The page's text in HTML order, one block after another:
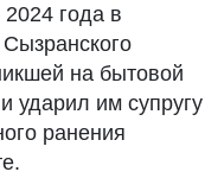
2024 года в
на бытовой
ударил им супругу
ранения